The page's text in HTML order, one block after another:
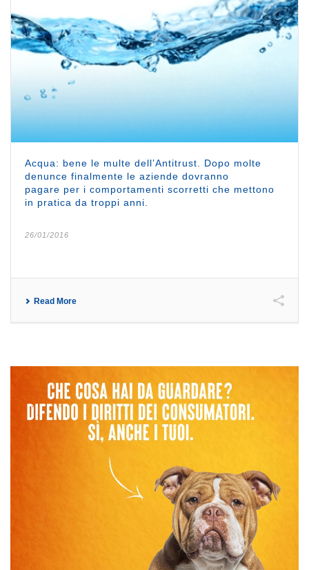
Acqua: bene le multe dell’Antitrust. Dopo molte
denunce finalmente le aziende dovranno
pagare per i comportamenti scorretti che mettono
in pratica da troppi anni.
26/01/2016
Read More